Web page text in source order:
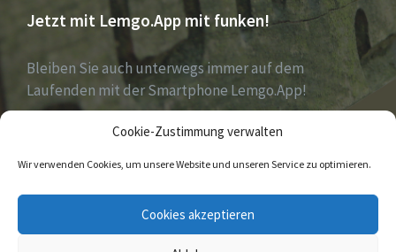
Cookie-Zustimmung verwalten
Wir verwenden Cookies, um unsere Website und unseren Service zu optimieren.
Cookies akzeptieren
Jetzt mit Lemgo.App mit funken!
Bleiben Sie auch unterwegs immer auf dem
Laufenden mit der Smartphone Lemgo.App!
Jetzt laden für iOS & Android
Facebook Twitter